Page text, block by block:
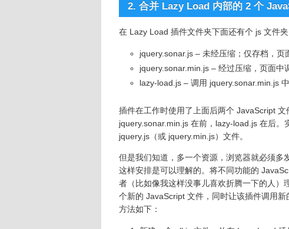
2. 合并 Lazy Load 内部的 2 个
在 Lazy Load 插件文件夹下面还有个 js 文件
jquery.sonar.js – 未经压缩；仅存档，页
jquery.sonar.min.js – 经过压缩，页面
lazy-load.js – 调用 jquery.sonar.min.js
插件在工作时使用了上面后两个 JavaScript 文
jquery.sonar.min.js 在前，lazy-load.js 在后
jquery.js（或 jquery.min.js）文件。
但是我们知道，多一个资源，浏览器就必须多
这样安排是可以理解的。将不同功能的
者（比如像我这样没事儿喜欢折腾一下的人
个新的 JavaScript 文件，同时让该插件调用
方法如下：